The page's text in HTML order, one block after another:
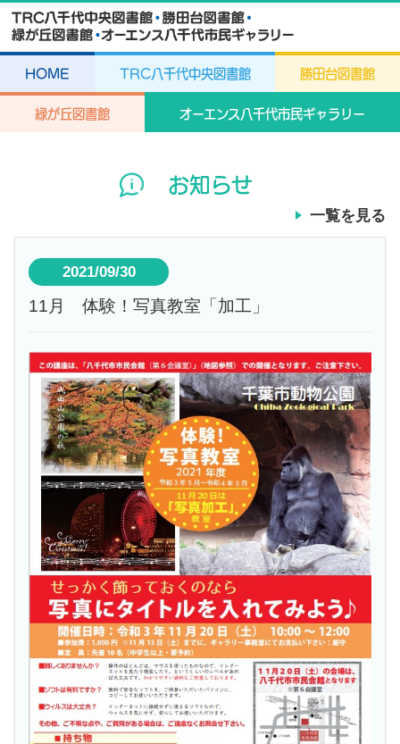
HOME TRC八千代中央図書館 勝田台図書館
緑が丘図書館 オーエンス八千代市民ギャラリー
お知らせ
一覧を見る
2021/09/30
11月 体験！写真教室「加工」